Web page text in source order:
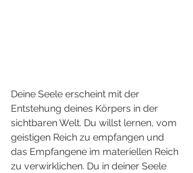
Deine Seele erscheint mit der
Entstehung deines Körpers in der
sichtbaren Welt. Du willst lernen, vom
geistigen Reich zu empfangen und
das Empfangene im materiellen Reich
zu verwirklichen. Du in deiner Seele